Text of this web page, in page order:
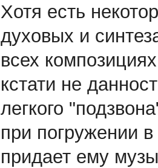
Хотя есть
духовых и
всех
кстати не
легкого
при погружении
придает ему